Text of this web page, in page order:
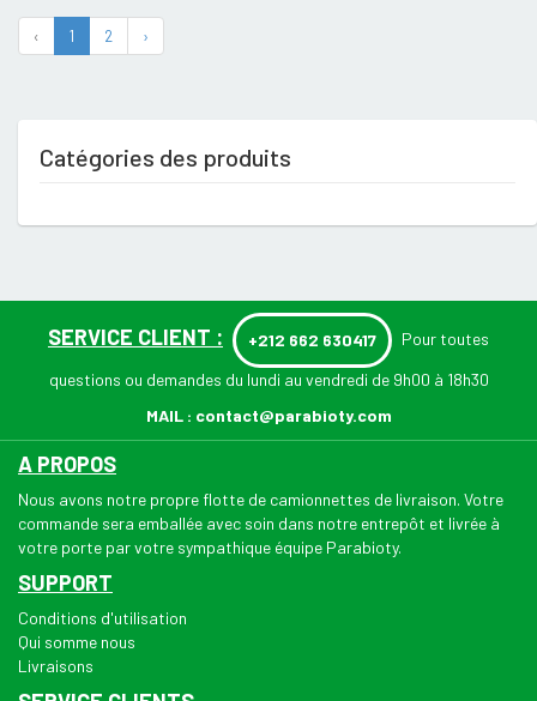
‹ 1 2 ›
Catégories des produits
SERVICE CLIENT : +212 662 630417 Pour toutes
questions ou demandes du lundi au vendredi de 9h00 à 18h30
MAIL : contact@parabioty.com
A PROPOS
Nous avons notre propre flotte de camionnettes de livraison. Votre
commande sera emballée avec soin dans notre entrepôt et livrée à
votre porte par votre sympathique équipe Parabioty.
SUPPORT
Conditions d'utilisation
Qui somme nous
Livraisons